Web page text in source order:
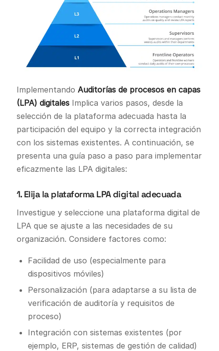
Implementando Auditorías de procesos en capas
(LPA) digitalesImplica varios pasos, desde la
selección de la plataforma adecuada hasta la
participación del equipo y la correcta integración
con los sistemas existentes. A continuación, se
presenta una guía paso a paso para implementar
eficazmente las LPA digitales:
1. Elija la plataforma LPA digital adecuada
Investigue y seleccione una plataforma digital de
LPA que se ajuste a las necesidades de su
organización. Considere factores como:
Facilidad de uso (especialmente para
dispositivos móviles)
Personalización (para adaptarse a su lista de
verificación de auditoría y requisitos de
proceso)
Integración con sistemas existentes (por
ejemplo, ERP, sistemas de gestión de calidad)